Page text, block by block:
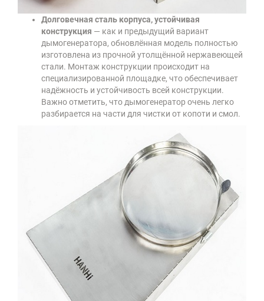
Долговечная сталь корпуса, устойчивая
конструкция — как и предыдущий вариант
дымогенератора, обновлённая модель полностью
изготовлена из прочной утолщённой нержавеющей
стали. Монтаж конструкции происходит на
специализированной площадке, что обеспечивает
надёжность и устойчивость всей конструкции.
Важно отметить, что дымогенератор очень легко
разбирается на части для чистки от копоти и смол.